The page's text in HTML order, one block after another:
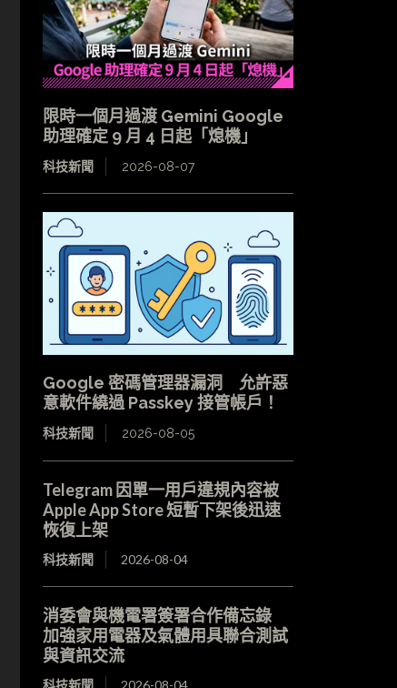
限時一個月過渡 Gemini Google
助理確定 9 月 4 日起「熄機」
科技新聞 2026-08-07
Google 密碼管理器漏洞 允許惡
意軟件繞過 Passkey 接管帳戶！
科技新聞 2026-08-05
Telegram 因單一用戶違規內容被
Apple App Store 短暫下架後迅速
恢復上架
科技新聞 2026-08-04
消委會與機電署簽署合作備忘錄
加強家用電器及氣體用具聯合測試
與資訊交流